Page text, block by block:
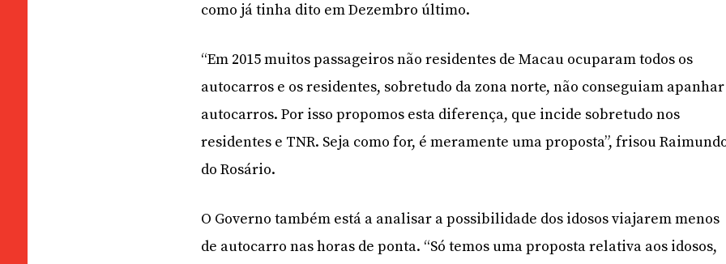
como já tinha dito em Dezembro último.
“Em 2015 muitos passageiros não residentes de Macau ocuparam todos os
autocarros e os residentes, sobretudo da zona norte, não conseguiam apanhar
autocarros. Por isso propomos esta diferença, que incide sobretudo nos
residentes e TNR. Seja como for, é meramente uma proposta”, frisou
do Rosário.
O Governo também está a analisar a possibilidade dos idosos viajarem menos
de autocarro nas horas de ponta. “Só temos uma proposta relativa aos idosos,